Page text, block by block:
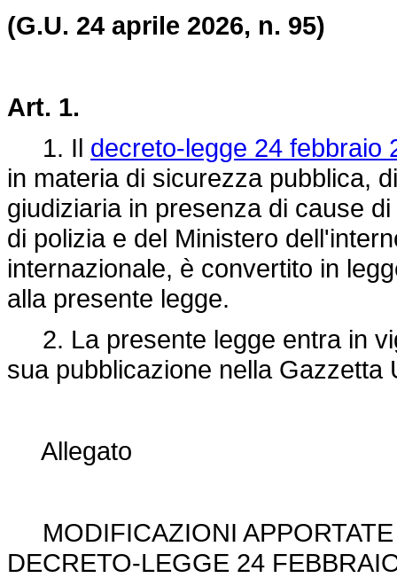
(G.U. 24 aprile 2026, n. 95)
Art. 1.
1. Il decreto-legge 24 febbraio
in materia di sicurezza pubblica,
giudiziaria in presenza di cause
di polizia e del Ministero
internazionale, è convertito in
alla presente legge.
2. La presente legge entra in
sua pubblicazione nella Gazzetta
Allegato
MODIFICAZIONI
DECRETO-LEGGE 24